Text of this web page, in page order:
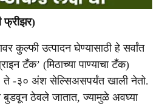
फ्रीझर)
कुल्फी उत्पादन घेण्यासाठी हे सर्वांत
टँक’ (मिठाच्या पाण्याचा टँक)
ते -३० अंश सेल्सिअसपर्यंत खाली नेतो.
बुडवून ठेवले जातात, ज्यामुळे अवघ्या